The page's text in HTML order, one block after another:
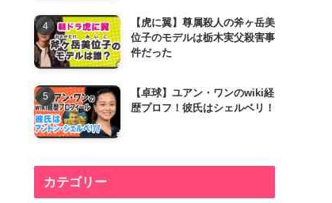
【虎に翼】尊属殺人の斧ヶ岳美
位子のモデルは栃木実父殺害事
件だった
【卓球】ユアン・ワンのwiki経
歴プロフ！彼氏はシェルベリ！
カテゴリー